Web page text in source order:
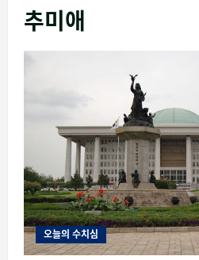
추미애
오늘의 수치심